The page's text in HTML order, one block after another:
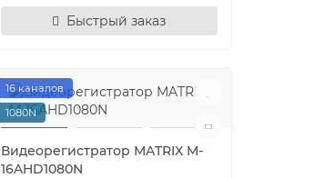
Быстрый заказ
16 каналов
1080N
Видеорегистратор MATRIX M-
16AHD1080N